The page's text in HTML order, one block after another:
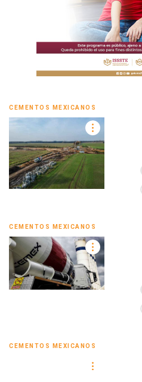
CEMENTOS MEXICANOS
CEMENTOS MEXICANOS
CEMENTOS MEXICANOS